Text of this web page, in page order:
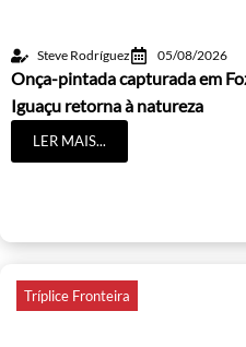
Steve Rodríguez 05/08/2026
Onça-pintada capturada em
Iguaçu retorna à natureza
LER MAIS...
Tríplice Fronteira